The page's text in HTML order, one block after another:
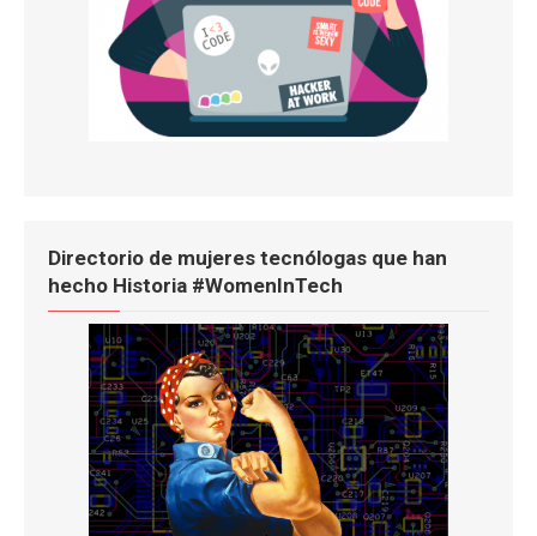
Directorio de mujeres tecnólogas que han
hecho Historia #WomenInTech